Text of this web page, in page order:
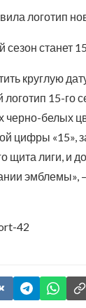
логотип
станет
круглую
15-го
белых
цифры «15»,
щита лиги, и
эмблемы»,
42